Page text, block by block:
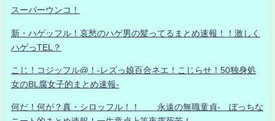
スーパーウンコ！
新・ハゲッフル！哀愁のハゲ男の髪ってるまとめ速報！！激しく
ハゲっTEL？
こじ！コジッフル@！-レズっ娘百合ネエ！こじらせ！50独身処
女のBL腐女子的まとめ速報-
何だ！何が？真・シロッフル！！ 永遠の無職童貞- ぼっちな